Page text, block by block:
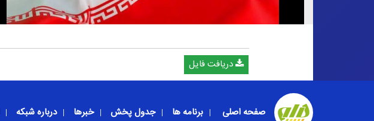
دریافت فایل
صفحه اصلی برنامه ها جدول پخش خبرها درباره شبکه